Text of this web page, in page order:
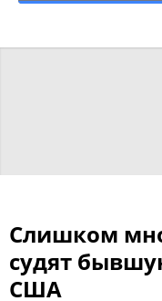
Слишком
судят
США